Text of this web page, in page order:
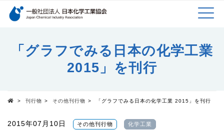
検索キーワード
「グラフでみる日本の化学工業
2015」を刊行
> 刊行物 > その他刊行物 > 「グラフでみる日本の化学工業 2015」を刊行
2015年07月10日 その他刊行物 化学工業